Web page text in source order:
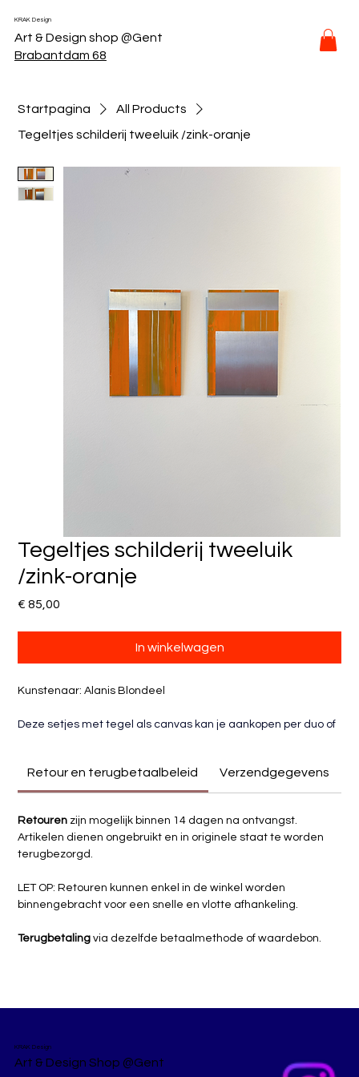
KRAK Design
Art & Design shop @Gent
Brabantdam 68
Startpagina
All Products
Tegeltjes schilderij tweeluik /zink-oranje
Tegeltjes schilderij tweeluik
/zink-oranje
€ 85,00
In winkelwagen
Kunstenaar: Alanis Blondeel
Deze setjes met tegel als canvas kan je aankopen per duo of
boven- en onderkant bij elke tegel. Zo heb jij een altijd
veranderend kunstwerk in jouw huis.
Ideaal om een plekje op jouw muur een kleur of touch te
geven.
Prijs per set
Formaat van 1 tegel: 10x15cm
Retour en terugbetaalbeleid Verzendgegevens
Retouren zijn mogelijk binnen 14 dagen na ontvangst.
Artikelen dienen ongebruikt en in originele staat te worden
terugbezorgd.
LET OP: Retouren kunnen enkel in de winkel worden
binnengebracht voor een snelle en vlotte afhankeling.
Terugbetaling via dezelfde betaalmethode of waardebon.
KRAK Design
Art & Design Shop @Gent